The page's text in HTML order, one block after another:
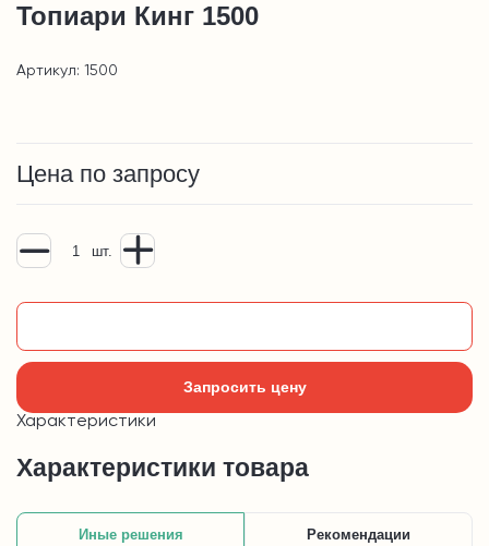
Топиари Кинг 1500
Артикул: 1500
Цена по запросу
шт.
Запросить цену
Характеристики
Характеристики товара
Иные решения Рекомендации